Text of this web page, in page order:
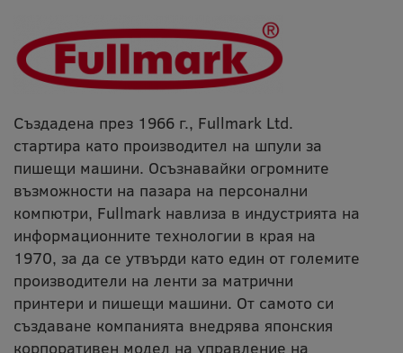
Създадена през 1966 г., Fullmark Ltd.
стартира като производител на шпули за
пишещи машини. Осъзнавайки огромните
възможности на пазара на персонални
компютри, Fullmark навлиза в индустрията на
информационните технологии в края на
1970, за да се утвърди като един от големите
производители на ленти за матрични
принтери и пишещи машини. От самото си
създаване компанията внедрява японския
корпоративен модел на управление на